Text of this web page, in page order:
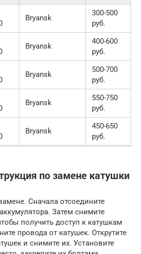
Bryansk
300-500
руб.
Bryansk
400-600
руб.
Bryansk
500-700
руб.
Bryansk
550-750
руб.
Bryansk
450-650
руб.
по замене катушки
Сначала отсоедините
Затем снимите
получить доступ к катушкам
провода от катушек. Открутите
и снимите их. Установите